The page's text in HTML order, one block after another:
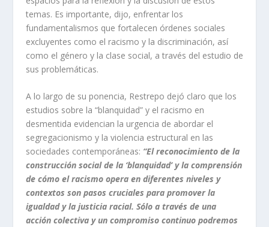
temas. Es importante, dijo, enfrentar los
fundamentalismos que fortalecen órdenes sociales
excluyentes como el racismo y la discriminación, así
como el género y la clase social, a través del estudio de
sus problemáticas.
A lo largo de su ponencia, Restrepo dejó claro que los
estudios sobre la “blanquidad” y el racismo en
desmentida evidencian la urgencia de abordar el
segregacionismo y la violencia estructural en las
sociedades contemporáneas: “El reconocimiento de la
construcción social de la ‘blanquidad’ y la comprensión
de cómo el racismo opera en diferentes niveles y
contextos son pasos cruciales para promover la
igualdad y la justicia racial. Sólo a través de una
acción colectiva y un compromiso continuo podremos